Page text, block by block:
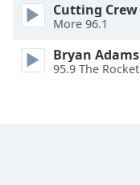
dialog
Cutting Crew
More 96.1
Bryan Adams
95.9 The Rocket